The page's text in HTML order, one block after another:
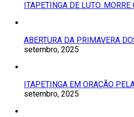
ITAPETINGA DE LUTO. MORRE
ABERTURA DA PRIMAVERA
setembro, 2025
ITAPETINGA EM ORAÇÃO
setembro, 2025